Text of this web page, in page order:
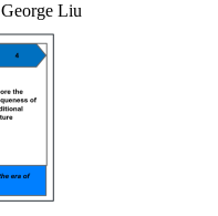
George Liu